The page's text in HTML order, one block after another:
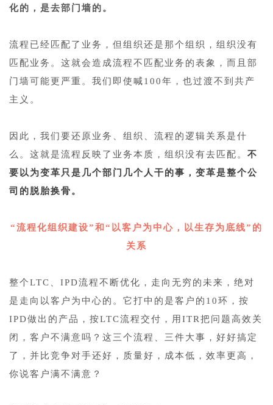
化的，是去部门墙的。
流程已经匹配了业务，但组织还是那个组织，组织没有
匹配业务。这就会造成流程不匹配业务的表象，而且部
门墙可能更严重。我们即使喊100年，也过渡不到共产
主义。
因此，我们要还原业务、组织、流程的逻辑关系是什
么。这就是流程反映了业务本质，组织没有去匹配。 不
要以为变革只是几个部门几个人干的事，变革是整个公
司的脱胎换骨。
“流程化组织建设”和“以客户为中心，以生存为底线”的
关系
整个LTC、IPD流程不断优化，走向无穷的未来，绝对
是走向以客户为中心的。它打中的是客户的10环，按
IPD做出的产品，按LTC流程交付，用ITR把问题高效关
闭，客户不满意吗？这三个流程、三件大事，好好搞定
了，并比竞争对手还好，质量好，成本低，效率更高，
你说客户满不满意？